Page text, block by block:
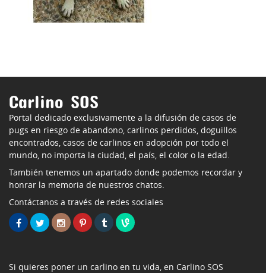
Carlino SOS
Portal dedicado exclusivamente a la difusión de casos de
pugs en riesgo de abandono, carlinos perdidos, doguillos
encontrados, casos de carlinos en adopción por todo el
mundo, no importa la ciudad, el país, el color o la edad.
También tenemos un apartado donde podemos recordar y
honrar la memoria de nuestros chatos.
Contáctanos a través de redes sociales
Si quieres poner un carlino en tu vida, en Carlino SOS